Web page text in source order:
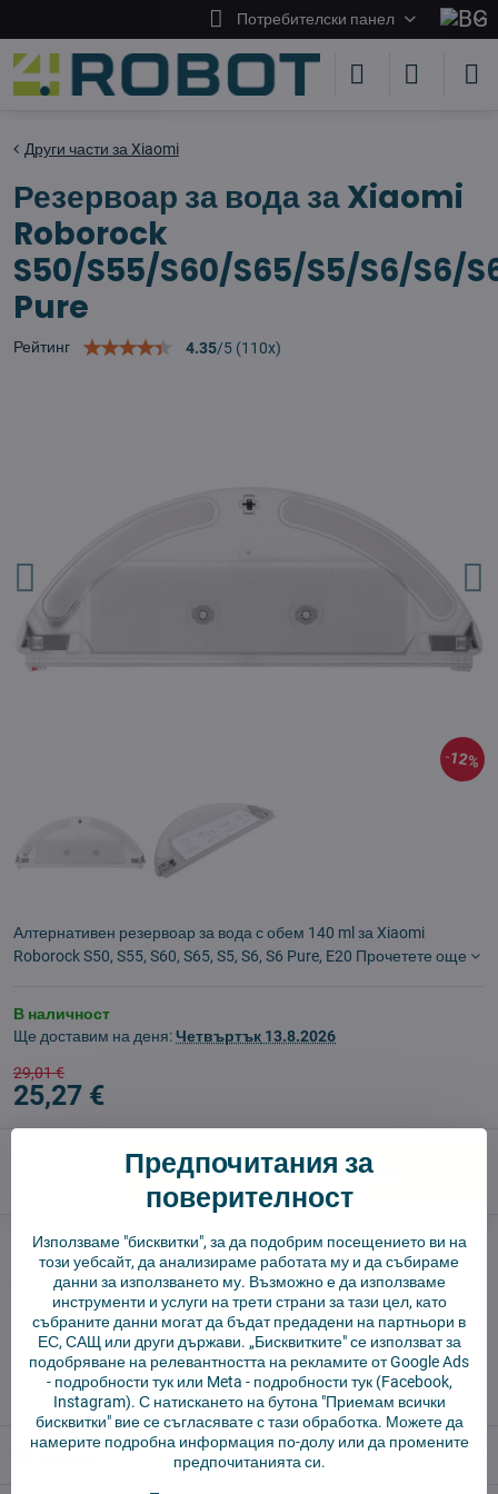
Потребителски панел
12%
Други части за Xiaomi
Резервоар за вода за Xiaomi
Roborock
S50/S55/S60/S65/S5/S6/S6/
Pure
Рейтинг 4.35/5 (110x)
Алтернативен резервоар за вода с обем 140 ml за Xiaomi
Roborock S50, S55, S60, S65, S5, S6, S6 Pure, E20 Прочетете още
В наличност
Ще доставим на деня:Четвъртък 13.8.2026
29,01 €
25,27 €
Добави в количката
Куче пазач Доставки
производител: Vysajto.sk
✅ Готов за изпращане веднага
✅ БЕЗПЛАТНА доставка над 55 EUR.
✅ 14 дни политика за връщане
Описание
Предпочитания за
поверителност
Използваме "бисквитки", за да подобрим посещението ви на
този уебсайт, да анализираме работата му и да събираме
данни за използването му. Възможно е да използваме
инструменти и услуги на трети страни за тази цел, като
събраните данни могат да бъдат предадени на партньори в
ЕС, САЩ или други държави. „Бисквитките" се използват за
подобряване на релевантността на рекламите от Google Ads
- подробности тукили Meta - подробности тук(Facebook,
Instagram). С натискането на бутона "Приемам всички
бисквитки" вие се съгласявате с тази обработка. Можете да
намерите подробна информация по-долу или да промените
предпочитанията си.